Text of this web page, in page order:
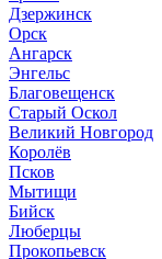
Дзержинск
Орск
Ангарск
Энгельс
Благовещенск
Старый Оскол
Великий Новгород
Королёв
Псков
Мытищи
Бийск
Люберцы
Прокопьевск